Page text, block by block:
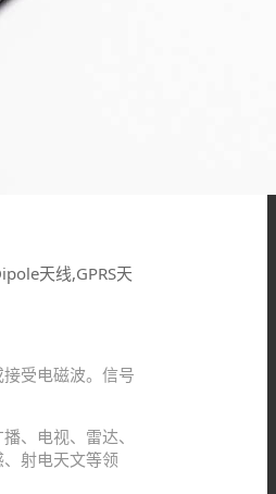
天线,GPRS天
受电磁波。信号
、电视、雷达、
射电天文等领